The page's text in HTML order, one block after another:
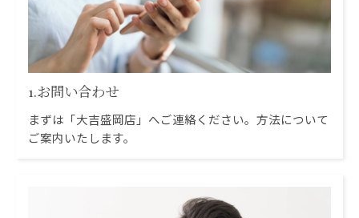
1.お問い合わせ
まずは「大吉盛岡店」へご連絡ください。方法について
ご案内いたします。